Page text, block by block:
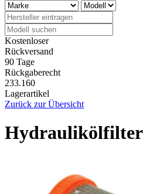
Kostenloser
Rückversand
90 Tage
Rückgaberecht
233.160
Lagerartikel
Zurück zur Übersicht
Hydraulikölfilter